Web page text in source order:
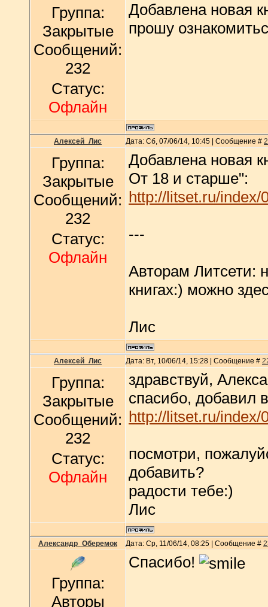
Группа:
Закрытые
Сообщений:
232
Статус:
Офлайн
Добавлена новая
прошу
Алексей_Лис Дата: Сб, 07/06/14, 10:45 | Сообщение #
Группа:
Закрытые
Сообщений:
232
Статус:
Офлайн
Добавлена новая
От 18 и старше":
http://litset.ru/index/
---
Авторам Литсети:
книгах:) можно
Лис
Алексей_Лис Дата: Вт, 10/06/14, 15:28 | Сообщение #
Группа:
Закрытые
Сообщений:
232
Статус:
Офлайн
здравствуй,
спасибо, добавил
http://litset.ru/index/
посмотри,
добавить?
радости тебе:)
Лис
Александр_Оберемок Дата: Ср, 11/06/14, 08:25 | Сообщение #
Группа:
Авторы
Спасибо!